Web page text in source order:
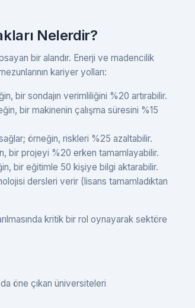
Nelerdir?
bir alandır. Enerji ve madencilik
kariyer yolları:
bir sondajın verimliliğini %20 artırabilir.
bir makinenin çalışma süresini %15
örneğin, riskleri %25 azaltabilir.
bir projeyi %20 erken tamamlayabilir.
bir eğitimle 50 kişiye bilgi aktarabilir.
dersleri verir (lisans tamamladıktan
kritik bir rol oynayarak sektöre
öne çıkan üniversiteleri